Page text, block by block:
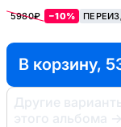
5980₽ −10%
В корзину,
Другие
этого альбома
→